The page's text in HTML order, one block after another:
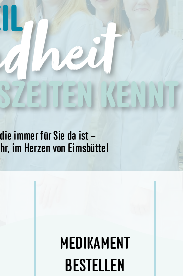
KENNT
immer für Sie da ist –
im Herzen von Eimsbüttel
MEDIKAMENT
BESTELLEN